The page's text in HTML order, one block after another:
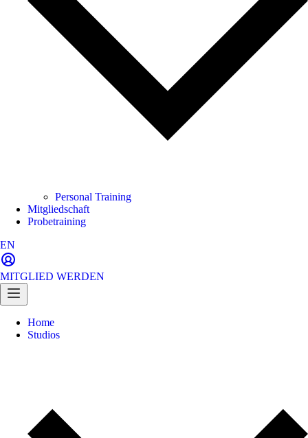
Personal Training
Mitgliedschaft
Probetraining
EN
MITGLIED WERDEN
Home
Studios